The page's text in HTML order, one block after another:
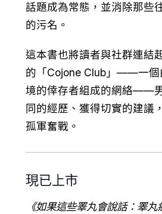
話題成為常態，並消除那些
的污名。
這本書也將讀者與社群連結
的「Cojone Club」——一個
境的倖存者組成的網絡——
同的經歷、獲得切實的建議
孤軍奮戰。
現已上市
《如果這些睪丸會說話：睪丸